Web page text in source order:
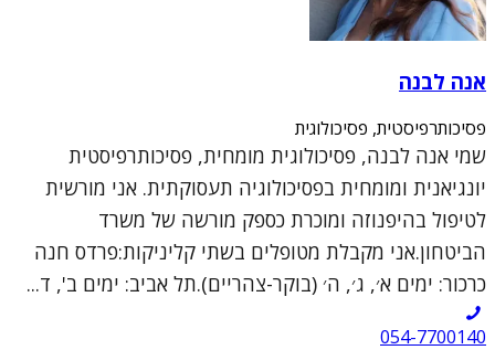
אנה לבנה
פסיכותרפיסטית, פסיכולוגית
שמי אנה לבנה, פסיכולוגית מומחית, פסיכותרפיסטית
יונגיאנית ומומחית בפסיכולוגיה תעסוקתית. אני מורשית
לטיפול בהיפנוזה ומוכרת כספק מורשה של משרד
הביטחון.אני מקבלת מטופלים בשתי קליניקות:פרדס חנה
כרכור: ימים א׳, ג׳, ה׳ (בוקר-צהריים).תל אביב: ימים ב', ד...
054-7700140